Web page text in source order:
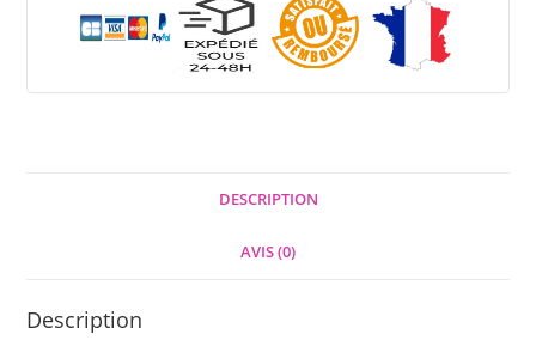
DESCRIPTION
AVIS (0)
Description